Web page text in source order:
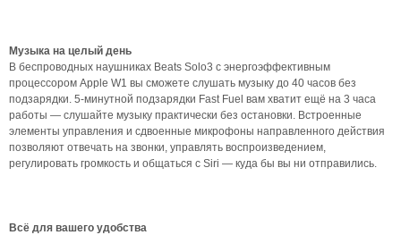
Музыка на целый день
В беспроводных наушниках Beats Solo3 с энергоэффективным
процессором Apple W1 вы сможете слушать музыку до 40 часов без
подзарядки. 5‑минутной подзарядки Fast Fuel вам хватит ещё на 3 часа
работы — слушайте музыку практически без остановки. Встроенные
элементы управления и сдвоенные микрофоны направленного действия
позволяют отвечать на звонки, управлять воспроизведением,
регулировать громкость и общаться с Siri — куда бы вы ни отправились.
Всё для вашего удобства